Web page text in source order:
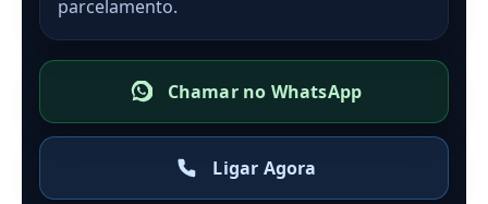
parcelamento.
Chamar no WhatsApp
Ligar Agora